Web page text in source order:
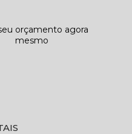
orçamento agora
mesmo